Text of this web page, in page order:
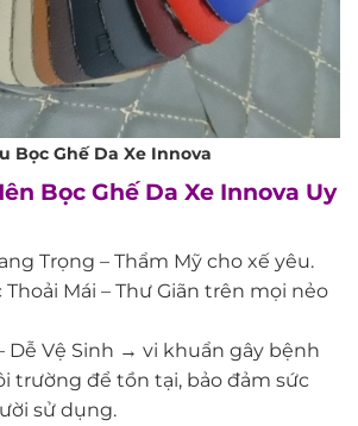
Bọc Ghế Da Xe Innova
Bọc Ghế Da Xe Innova Uy
Trọng – Thẩm Mỹ cho xế yêu.
Thoải Mái – Thư Giãn trên mọi nẻo
Dễ Vệ Sinh → vi khuẩn gây bệnh
trường để tồn tại, bảo đảm sức
sử dụng.